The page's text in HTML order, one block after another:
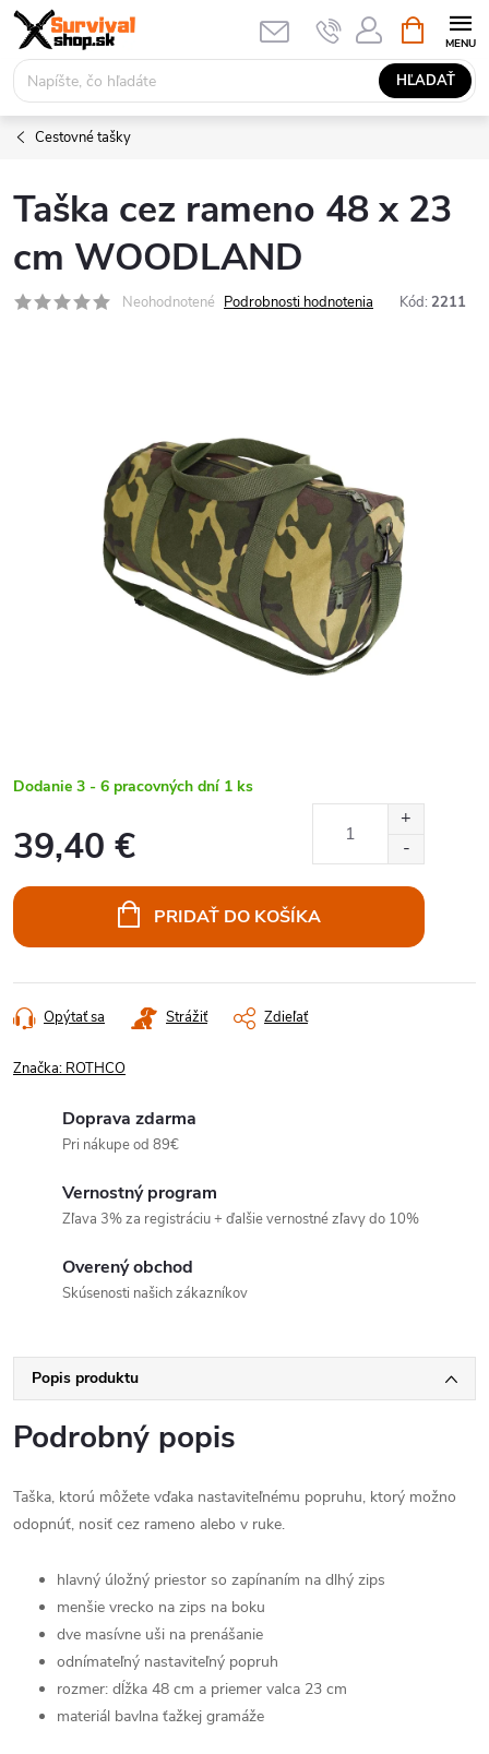
Prejsť
obsah
HĽADAŤ
KOŠÍK
Cestovné tašky
Taška cez rameno 48 x 23
cm WOODLAND
Neohodnotené Podrobnosti hodnotenia Kód: 2211
Dodanie 3 - 6 pracovných dní 1 ks
39,40 €
cena:
PRIDAŤ DO KOŠÍKA
Opýtať sa Strážiť Zdieľať
Značka: ROTHCO
Doprava zdarma
Pri nákupe od 89€
Vernostný program
Zľava 3% za registráciu + ďalšie vernostné zľavy do 10%
Overený obchod
Skúsenosti našich zákazníkov
Popis produktu
Podrobný popis
Taška, ktorú môžete vďaka nastaviteľnému popruhu, ktorý možno
odopnúť, nosiť cez rameno alebo v ruke.
hlavný úložný priestor so zapínaním na dlhý zips
menšie vrecko na zips na boku
dve masívne uši na prenášanie
odnímateľný nastaviteľný popruh
rozmer: dĺžka 48 cm a priemer valca 23 cm
materiál bavlna ťažkej gramáže